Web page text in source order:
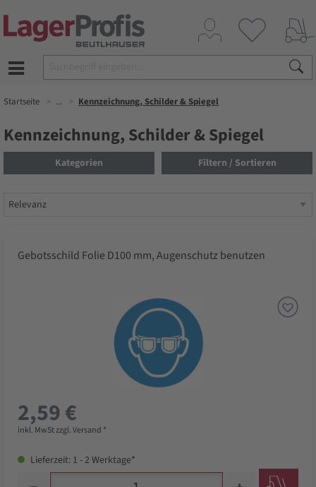
Startseite ... Kennzeichnung, Schilder & Spiegel
Kennzeichnung, Schilder & Spiegel
Kategorien Filtern / Sortieren
Gebotsschild Folie D100 mm, Augenschutz benutzen
2,59 €
inkl. MwSt zzgl. Versand *
Lieferzeit: 1 - 2 Werktage*